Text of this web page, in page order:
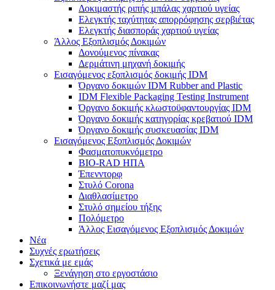
Δοκιμαστής ριπής μπάλας χαρτιού υγείας
Ελεγκτής ταχύτητας απορρόφησης σερβιέτας
Ελεγκτής διασποράς χαρτιού υγείας
Άλλος Εξοπλισμός Δοκιμών
Δονούμενος πίνακας
Δερμάτινη μηχανή δοκιμής
Εισαγόμενος εξοπλισμός δοκιμής IDM
Όργανο δοκιμών IDM Rubber and Plastic
IDM Flexible Packaging Testing Instrument
Όργανο δοκιμής κλωστοϋφαντουργίας IDM
Όργανο δοκιμής κατηγορίας κρεβατιού IDM
Όργανο δοκιμής συσκευασίας IDM
Εισαγόμενος Εξοπλισμός Δοκιμών
Φασματοπυκνόμετρο
BIO-RAD ΗΠΑ
Έπενντορφ
Στυλό Corona
Διαθλασίμετρο
Στυλό σημείου τήξης
Πολόμετρο
Άλλος Εισαγόμενος Εξοπλισμός Δοκιμών
Νέα
Συχνές ερωτήσεις
Σχετικά με εμάς
Ξενάγηση στο εργοστάσιο
Επικοινωνήστε μαζί μας